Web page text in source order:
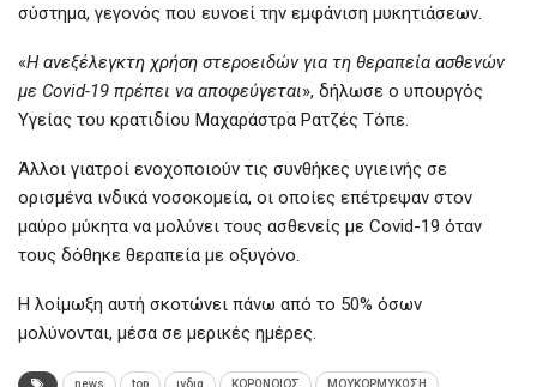
σύστημα, γεγονός που ευνοεί την εμφάνιση μυκητιάσεων.
«Η ανεξέλεγκτη χρήση στεροειδών για τη θεραπεία ασθενών
με Covid-19 πρέπει να αποφεύγεται», δήλωσε ο υπουργός
Υγείας του κρατιδίου Μαχαράστρα Ρατζές Τόπε.
Άλλοι γιατροί ενοχοποιούν τις συνθήκες υγιεινής σε
ορισμένα ινδικά νοσοκομεία, οι οποίες επέτρεψαν στον
μαύρο μύκητα να μολύνει τους ασθενείς με Covid-19 όταν
τους δόθηκε θεραπεία με οξυγόνο.
Η λοίμωξη αυτή σκοτώνει πάνω από το 50% όσων
μολύνονται, μέσα σε μερικές ημέρες.
news top ινδια ΚΟΡΩΝΟΙΟΣ ΜΟΥΚΟΡΜΥΚΩΣΗ